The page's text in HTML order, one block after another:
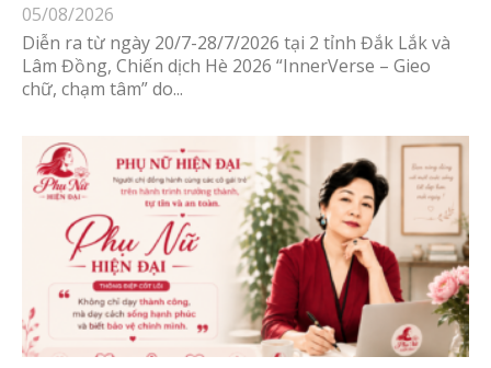
05/08/2026
Diễn ra từ ngày 20/7-28/7/2026 tại 2 tỉnh Đắk Lắk và
Lâm Đồng, Chiến dịch Hè 2026 “InnerVerse – Gieo
chữ, chạm tâm” do...